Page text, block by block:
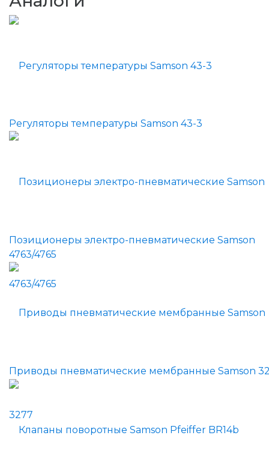
Регуляторы температуры Samson 43-3
Позиционеры электро-пневматические Samson
4763/4765
Приводы пневматические мембранные Samson